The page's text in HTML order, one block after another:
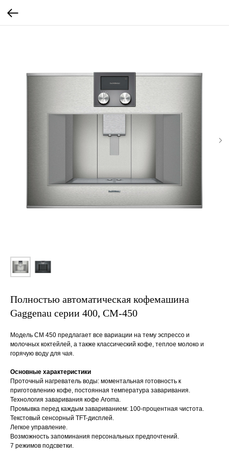
Полностью автоматическая кофемашина
Gaggenau серии 400, CM-450
Модель СМ 450 предлагает все вариации на тему эспрессо и
молочных коктейлей, а также классический кофе, теплое молоко и
горячую воду для чая.
Основные характеристики
Проточный нагреватель воды: моментальная готовность к
приготовлению кофе, постоянная температура заваривания.
Технология заваривания кофе Aroma.
Промывка перед каждым завариванием: 100-процентная чистота.
Текстовый сенсорный TFT-дисплей.
Легкое управление.
Возможность запоминания персональных предпочтений.
7 режимов подсветки.